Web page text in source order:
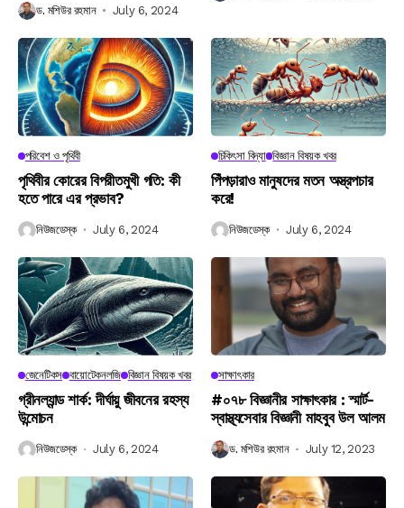
ড. মশিউর রহমান July 6, 2024
পরিবেশ ও পৃথিবী
পৃথিবীর কোরের বিপরীতমুখী গতি: কী
হতে পারে এর প্রভাব?
নিউজডেস্ক July 6, 2024
চিকিৎসা বিদ্যা বিজ্ঞান বিষয়ক খবর
পিঁপড়ারাও মানুষদের মতন অস্ত্রপচার
করে!
নিউজডেস্ক July 6, 2024
জেনেটিকস বায়োটেকনলজি বিজ্ঞান বিষয়ক খবর
গ্রীনল্যান্ড শার্ক: দীর্ঘায়ু জীবনের রহস্য
উন্মোচন
নিউজডেস্ক July 6, 2024
সাক্ষাৎকার
#০৭৮ বিজ্ঞানীর সাক্ষাৎকার : স্মার্ট-
স্বাস্থ্যসেবার বিজ্ঞানী মাহবুব উল আলম
ড. মশিউর রহমান July 12, 2023